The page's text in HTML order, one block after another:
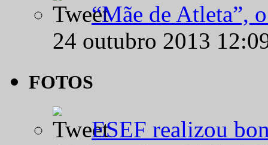
“Mãe de Atleta”,
24 outubro 2013
FOTOS
ESEF realizou